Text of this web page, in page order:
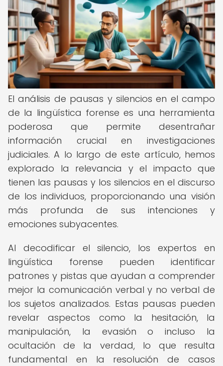
El análisis de pausas y silencios en el campo
de la lingüística forense es una herramienta
poderosa que permite desentrañar
información crucial en investigaciones
judiciales. A lo largo de este artículo, hemos
explorado la relevancia y el impacto que
tienen las pausas y los silencios en el discurso
de los individuos, proporcionando una visión
más profunda de sus intenciones y
emociones subyacentes.
Al decodificar el silencio, los expertos en
lingüística forense pueden identificar
patrones y pistas que ayudan a comprender
mejor la comunicación verbal y no verbal de
los sujetos analizados. Estas pausas pueden
revelar aspectos como la hesitación, la
manipulación, la evasión o incluso la
ocultación de la verdad, lo que resulta
fundamental en la resolución de casos